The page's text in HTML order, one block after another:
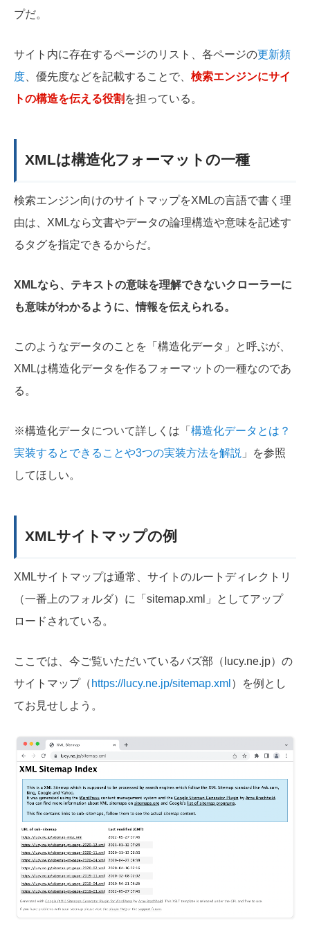
プだ。
サイト内に存在するページのリスト、各ページの更新頻
度 、優先度などを記載することで、 検索エンジンにサイ
トの構造を伝える役割 を担っている。
XMLは構造化フォーマットの一種
検索エンジン向けのサイトマップをXMLの言語で書く理
由は、XMLなら文書やデータの論理構造や意味を記述す
るタグを指定できるからだ。
XMLなら、テキストの意味を理解できないクローラーに
も意味がわかるように、情報を伝えられる。
このようなデータのことを「構造化データ」と呼ぶが、
XMLは構造化データを作るフォーマットの一種なのであ
る。
※構造化データについて詳しくは「 構造化データとは？
実装するとできることや3つの実装方法を解説 」を参照
してほしい。
XMLサイトマップの例
XMLサイトマップは通常、サイトのルートディレクトリ
（一番上のフォルダ）に「sitemap.xml」としてアップ
ロードされている。
ここでは、今ご覧いただいているバズ部（lucy.ne.jp）の
サイトマップ（ https://lucy.ne.jp/sitemap.xml ）を例とし
てお見せしよう。